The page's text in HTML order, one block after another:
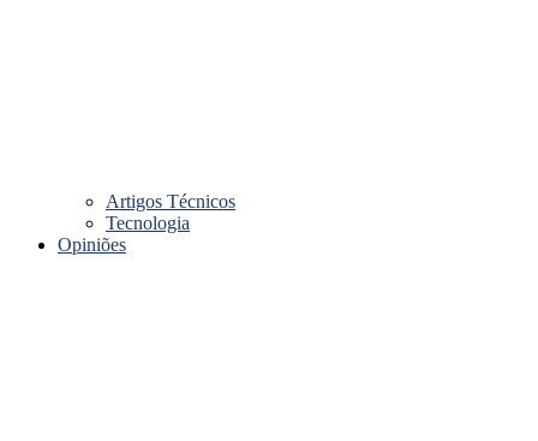
Artigos Técnicos
Tecnologia
Opiniões